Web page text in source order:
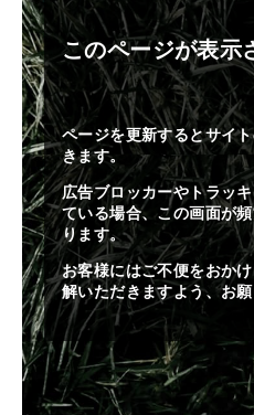
このページが表示
ページを更新するとサイ
きます。
広告ブロッカーやトラッ
ている場合、この画面が
ります。
お客様にはご不便をおか
解いただきますよう、お